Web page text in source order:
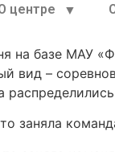
центре
на базе МАУ
вид –
заняла